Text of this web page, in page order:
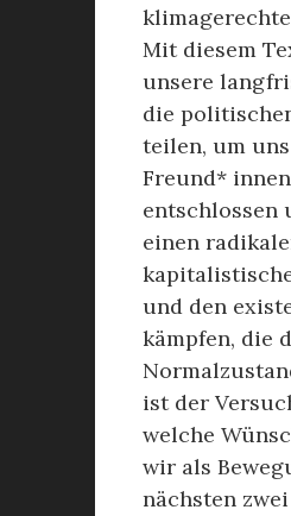
Mit diesem
unsere
die
teilen, um
Freund*
entschlossen
einen
und den
kämpfen, die
ist der
welche
wir als
nächsten